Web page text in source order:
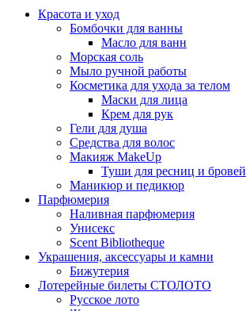
Красота и уход
Бомбочки для ванны
Масло для ванн
Морская соль
Мыло ручной работы
Косметика для ухода за телом
Маски для лица
Крем для рук
Гели для душа
Средства для волос
Макияж MakeUp
Туши для ресниц и бровей
Маникюр и педикюр
Парфюмерия
Наливная парфюмерия
Унисекс
Scent Bibliotheque
Украшения, аксессуары и камни
Бижутерия
Лотерейные билеты СТОЛОТО
Русское лото